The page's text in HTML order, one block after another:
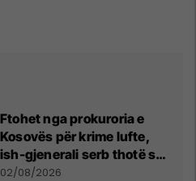
Ftohet nga prokuroria e
Kosovës për krime lufte,
ish-gjenerali serb thotë se
dikush e tradhtoi në
02/08/2026